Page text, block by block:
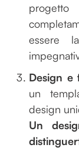
essere
Design e
un
design
Un